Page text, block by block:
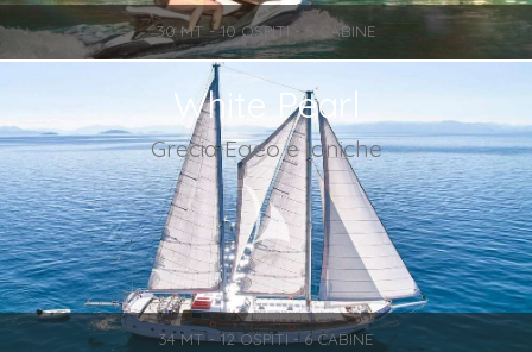
30 MT - 10 OSPITI - 5 CABINE
White Pearl
Grecia Egeo e Ioniche
34 MT - 12 OSPITI - 6 CABINE